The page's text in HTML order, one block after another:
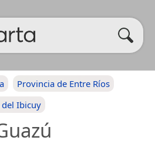
Provincia de Entre Ríos
Ibicuy